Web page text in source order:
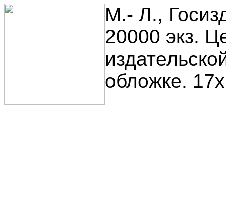
М.- Л.,
20000 экз.
обложке.